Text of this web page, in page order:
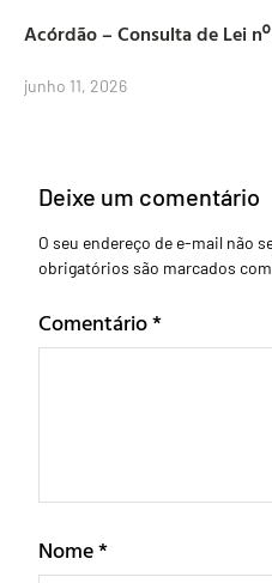
Acórdão – Consulta de Lei
junho 11, 2026
Deixe um comentário
O seu endereço de e-mail não
obrigatórios são marcados com
Comentário*
Nome*